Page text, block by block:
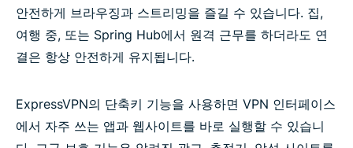
안전하게 브라우징과 스트리밍을 즐길 수 있습니다. 집,
여행 중, 또는 Spring Hub에서 원격 근무를 하더라도 연
결은 항상 안전하게 유지됩니다.
ExpressVPN의 단축키 기능을 사용하면 VPN 인터페이스
에서 자주 쓰는 앱과 웹사이트를 바로 실행할 수 있습니